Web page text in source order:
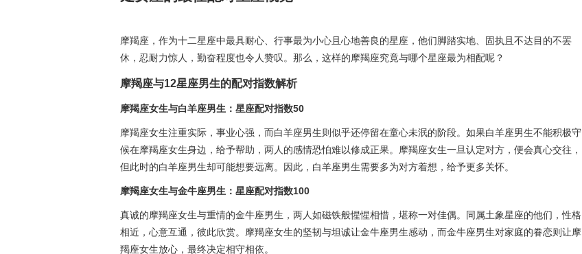
摩羯座，作为十二星座中最具耐心、行事最为小心且心地善良的星座，他们脚踏实地、固执且不达目的不罢
休，忍耐力惊人，勤奋程度也令人赞叹。那么，这样的摩羯座究竟与哪个星座最为相配呢？
摩羯座与12星座男生的配对指数解析
摩羯座女生与白羊座男生：星座配对指数50
摩羯座女生注重实际，事业心强，而白羊座男生则似乎还停留在童心未泯的阶段。如果白羊座男生不能积极守
候在摩羯座女生身边，给予帮助，两人的感情恐怕难以修成正果。摩羯座女生一旦认定对方，便会真心交往，
但此时的白羊座男生却可能想要远离。因此，白羊座男生需要多为对方着想，给予更多关怀。
摩羯座女生与金牛座男生：星座配对指数100
真诚的摩羯座女生与重情的金牛座男生，两人如磁铁般惺惺相惜，堪称一对佳偶。同属土象星座的他们，性格
相近，心意互通，彼此欣赏。摩羯座女生的坚韧与坦诚让金牛座男生感动，而金牛座男生对家庭的眷恋则让摩
羯座女生放心，最终决定相守相依。